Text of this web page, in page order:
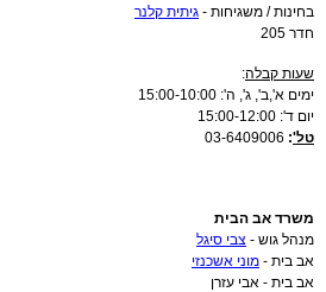
בחינות / משגיחות - גיתית קלנר
חדר 205
שעות קבלה:
ימים א',ב', ג', ה': 15:00-10:00
יום ד': 15:00-12:00
טל':
03-6409006
משרד אב הבית
מנהל גוש - צבי סיגל
אב בית - מוני אשכנזי
אב בית - אבי עזרן